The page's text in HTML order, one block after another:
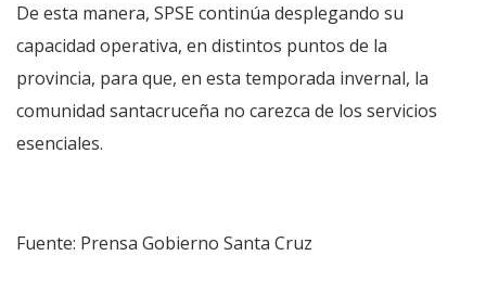
De esta manera, SPSE continúa desplegando su
capacidad operativa, en distintos puntos de la
provincia, para que, en esta temporada invernal, la
comunidad santacruceña no carezca de los servicios
esenciales.
Fuente: Prensa Gobierno Santa Cruz